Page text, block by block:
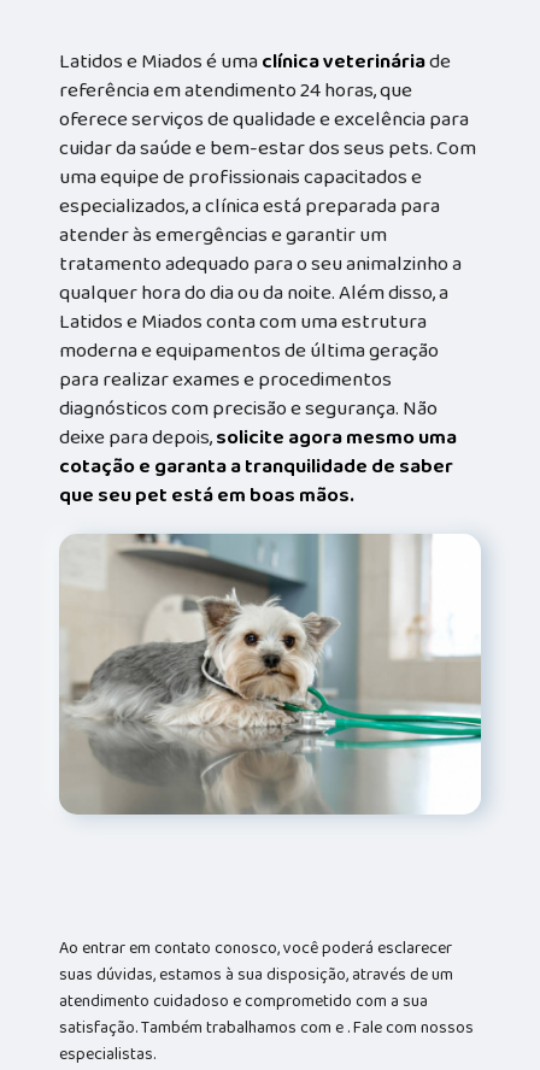
Latidos e Miados é umaclínica veterináriade
referência em atendimento 24 horas, que
oferece serviços de qualidade e excelência para
cuidar da saúde e bem-estar dos seus pets. Com
uma equipe de profissionais capacitados e
especializados, a clínica está preparada para
atender às emergências e garantir um
tratamento adequado para o seu animalzinho a
qualquer hora do dia ou da noite. Além disso, a
Latidos e Miados conta com uma estrutura
moderna e equipamentos de última geração
para realizar exames e procedimentos
diagnósticos com precisão e segurança. Não
deixe para depois,solicite agora mesmo uma
cotação e garanta a tranquilidade de saber
que seu pet está em boas mãos.
Ao entrar em contato conosco, você poderá esclarecer
suas dúvidas, estamos à sua disposição, através de um
atendimento cuidadoso e comprometido com a sua
satisfação. Também trabalhamos com e . Fale com nossos
especialistas.